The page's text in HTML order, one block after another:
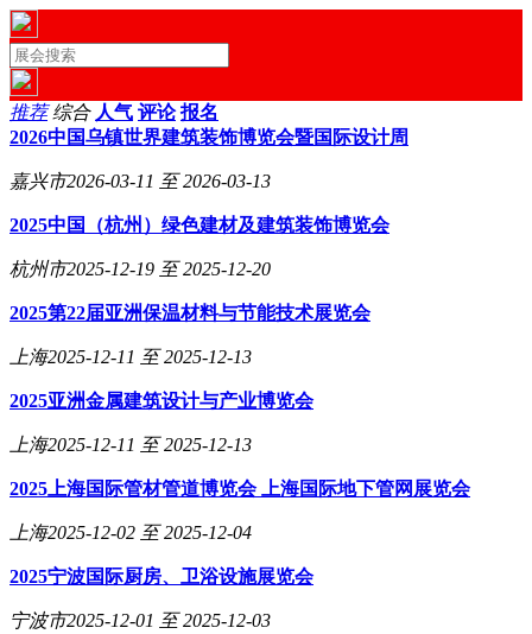
推荐 综合 人气 评论 报名
2026中国乌镇世界建筑装饰博览会暨国际设计周
嘉兴市2026-03-11 至 2026-03-13
2025中国（杭州）绿色建材及建筑装饰博览会
杭州市2025-12-19 至 2025-12-20
2025第22届亚洲保温材料与节能技术展览会
上海2025-12-11 至 2025-12-13
2025亚洲金属建筑设计与产业博览会
上海2025-12-11 至 2025-12-13
2025上海国际管材管道博览会​ 上海国际地下管网展览会
上海2025-12-02 至 2025-12-04
2025宁波国际厨房、卫浴设施展览会
宁波市2025-12-01 至 2025-12-03